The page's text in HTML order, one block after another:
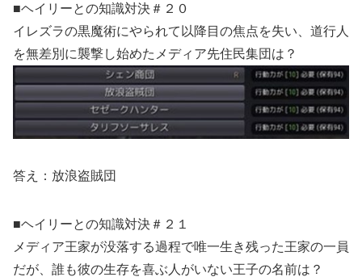
■ヘイリーとの知識対決＃２０
イレズラの黒魔術にやられて以降目の焦点を失い、道行人
を無差別に襲撃し始めたメディア先住民集団は？
答え：放浪盗賊団
■ヘイリーとの知識対決＃２１
メディア王家が没落する過程で唯一生き残った王家の一員
だが、誰も彼の生存を喜ぶ人がいない王子の名前は？